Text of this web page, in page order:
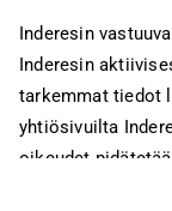
Inderesin
Inderesin
tarkemmat tiedot
yhtiösivuilta
oikeudet